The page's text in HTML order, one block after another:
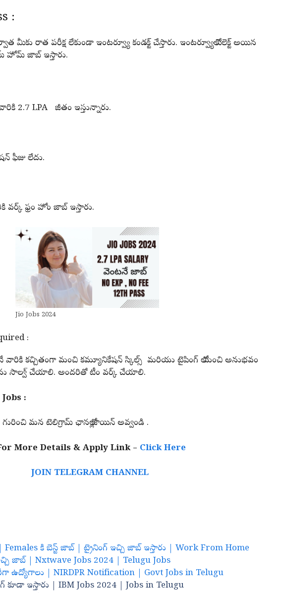
:
మీకు రాత పరీక్ష లేకుండా ఇంటర్వ్యూ కండక్ట్ చేస్తారు. ఇంటర్వ్యూలో సెలెక్ట్ అయిన
హోమ్ జాబ్ ఇస్తారు.
2.7 LPA జీతం ఇస్తున్నారు.
ఫీజు లేదు.
ఫ్రం హోం జాబ్ ఇస్తారు.
Jio Jobs 2024
:
వారికి కచ్చితంగా మంచి కమ్యూనికేషన్ స్కిల్స్ మరియు టైపింగ్ లో మంచి అనుభవం
సాల్వ్ చేయాలి. అందరితో టీం వర్క్ చేయాలి.
:
మన టెలిగ్రామ్ ఛానల్లో జాయిన్ అవ్వండి .
More Details & Apply Link – Click Here
JOIN TELEGRAM CHANNEL
Females కి బెస్ట్ జాబ్ | ట్రైనింగ్ ఇచ్చి జాబ్ ఇస్తారు | Work From Home
జాబ్ | Nxtwave Jobs 2024 | Telugu Jobs
| NIRDPR Notification | Govt Jobs in Telugu
కూడా ఇస్తారు | IBM Jobs 2024 | Jobs in Telugu